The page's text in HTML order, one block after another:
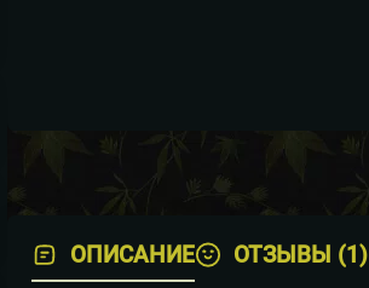
ОПИСАНИЕ ОТЗЫВЫ (1)